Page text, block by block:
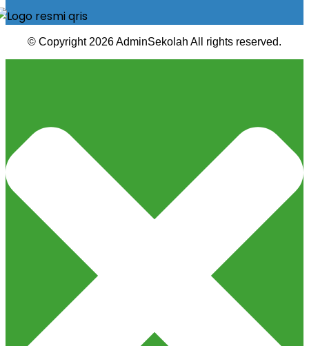
© Copyright 2026 AdminSekolah All rights reserved.